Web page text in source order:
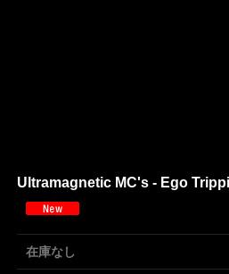
Ultramagnetic MC's - Ego
在庫なし